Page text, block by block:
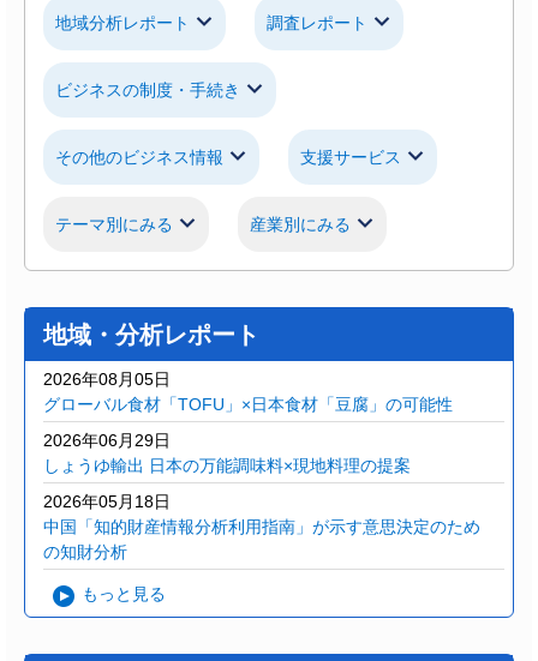
地域分析レポート 調査レポート
ビジネスの制度・手続き
その他のビジネス情報 支援サービス
テーマ別にみる 産業別にみる
地域・分析レポート
2026年08月05日
グローバル食材「TOFU」×日本食材「豆腐」の可能性
2026年06月29日
しょうゆ輸出 日本の万能調味料×現地料理の提案
2026年05月18日
中国「知的財産情報分析利用指南」が示す意思決定のため
の知財分析
もっと見る